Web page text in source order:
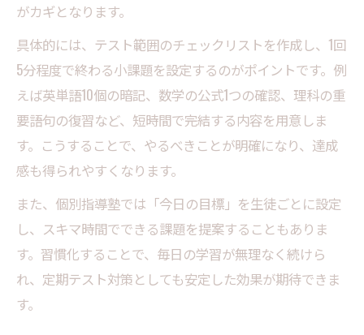
がカギとなります。
具体的には、テスト範囲のチェックリストを作成し、1回
5分程度で終わる小課題を設定するのがポイントです。例
えば英単語10個の暗記、数学の公式1つの確認、理科の重
要語句の復習など、短時間で完結する内容を用意しま
す。こうすることで、やるべきことが明確になり、達成
感も得られやすくなります。
また、個別指導塾では「今日の目標」を生徒ごとに設定
し、スキマ時間でできる課題を提案することもありま
す。習慣化することで、毎日の学習が無理なく続けら
れ、定期テスト対策としても安定した効果が期待できま
す。